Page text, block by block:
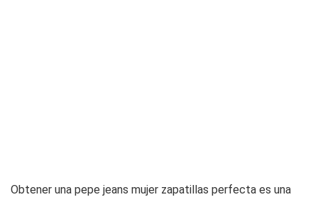
Obtener una pepe jeans mujer zapatillas perfecta es una